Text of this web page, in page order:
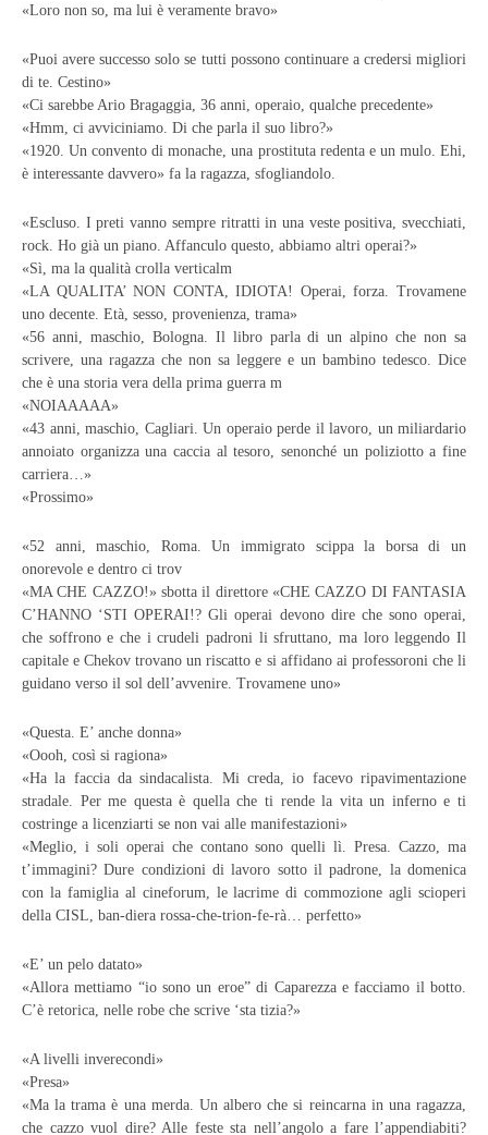
«Loro non so, ma lui è veramente bravo»
«Puoi avere successo solo se tutti possono continuare a credersi migliori
di te. Cestino»
«Ci sarebbe Ario Bragaggia, 36 anni, operaio, qualche precedente»
«Hmm, ci avviciniamo. Di che parla il suo libro?»
«1920. Un convento di monache, una prostituta redenta e un mulo. Ehi,
è interessante davvero» fa la ragazza, sfogliandolo.
«Escluso. I preti vanno sempre ritratti in una veste positiva, svecchiati,
rock. Ho già un piano. Affanculo questo, abbiamo altri operai?»
«Sì, ma la qualità crolla verticalm
«LA QUALITA’ NON CONTA, IDIOTA! Operai, forza. Trovamene
uno decente. Età, sesso, provenienza, trama»
«56 anni, maschio, Bologna. Il libro parla di un alpino che non sa
scrivere, una ragazza che non sa leggere e un bambino tedesco. Dice
che è una storia vera della prima guerra m
«NOIAAAAA»
«43 anni, maschio, Cagliari. Un operaio perde il lavoro, un miliardario
annoiato organizza una caccia al tesoro, senonché un poliziotto a fine
carriera…»
«Prossimo»
«52 anni, maschio, Roma. Un immigrato scippa la borsa di un
onorevole e dentro ci trov
«MA CHE CAZZO!» sbotta il direttore «CHE CAZZO DI FANTASIA
C’HANNO ‘STI OPERAI!? Gli operai devono dire che sono operai,
che soffrono e che i crudeli padroni li sfruttano, ma loro leggendo Il
capitale e Chekov trovano un riscatto e si affidano ai professoroni che li
guidano verso il sol dell’avvenire. Trovamene uno»
«Questa. E’ anche donna»
«Oooh, così si ragiona»
«Ha la faccia da sindacalista. Mi creda, io facevo ripavimentazione
stradale. Per me questa è quella che ti rende la vita un inferno e ti
costringe a licenziarti se non vai alle manifestazioni»
«Meglio, i soli operai che contano sono quelli lì. Presa. Cazzo, ma
t’immagini? Dure condizioni di lavoro sotto il padrone, la domenica
con la famiglia al cineforum, le lacrime di commozione agli scioperi
della CISL, ban-diera rossa-che-trion-fe-rà… perfetto»
«E’ un pelo datato»
«Allora mettiamo “io sono un eroe” di Caparezza e facciamo il botto.
C’è retorica, nelle robe che scrive ‘sta tizia?»
«A livelli inverecondi»
«Presa»
«Ma la trama è una merda. Un albero che si reincarna in una ragazza,
che cazzo vuol dire? Alle feste sta nell’angolo a fare l’appendiabiti?